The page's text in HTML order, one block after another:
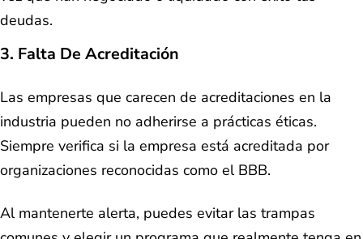
deudas.
3. Falta De Acreditación
Las empresas que carecen de acreditaciones en la
industria pueden no adherirse a prácticas éticas.
Siempre verifica si la empresa está acreditada por
organizaciones reconocidas como el BBB.
Al mantenerte alerta, puedes evitar las trampas